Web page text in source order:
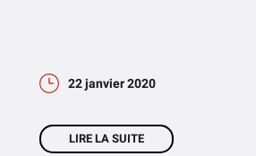
22 janvier 2020
LIRE LA SUITE